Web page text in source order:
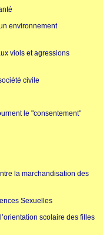
environnement
viols et agressions
civile
le "consentement"
la marchandisation des
Sexuelles
scolaire des filles